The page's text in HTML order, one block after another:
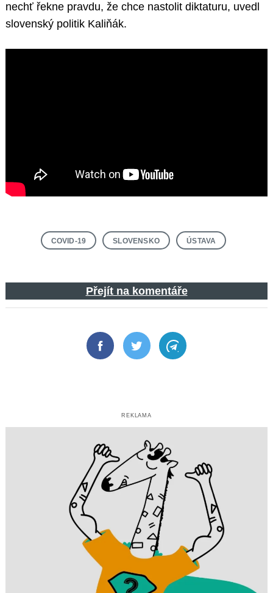
nechť řekne pravdu, že chce nastolit diktaturu, uvedl
slovenský politik Kaliňák.
COVID-19 SLOVENSKO ÚSTAVA
Přejít na komentáře
FacebookTwitter Telegram
REKLAMA